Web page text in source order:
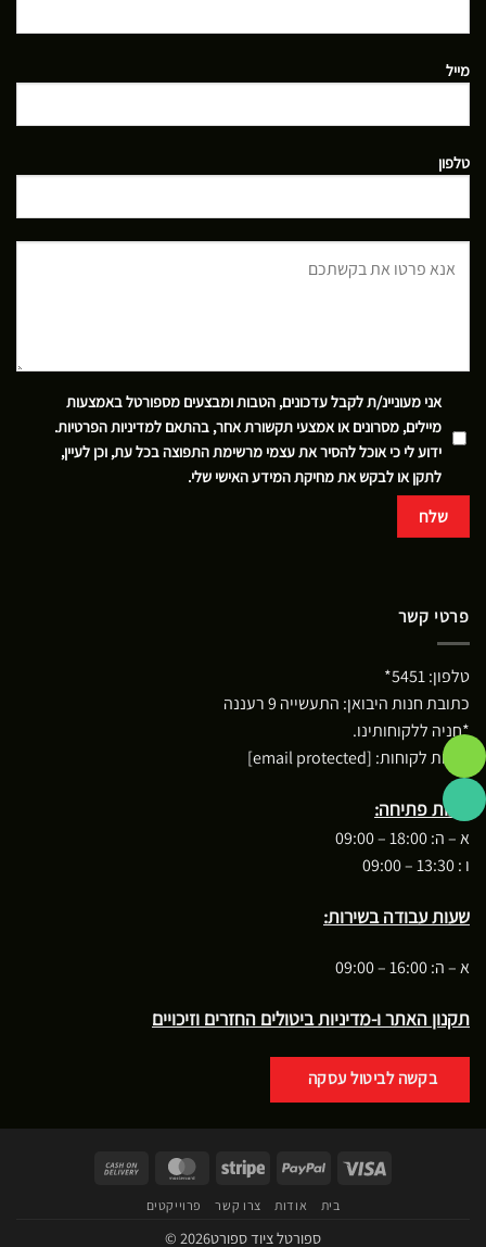
מייל
טלפון
אני מעוניינ/ת לקבל עדכונים, הטבות ומבצעים מספורטל באמצעות
מיילים, מסרונים או אמצעי תקשורת אחר, בהתאם למדיניות הפרטיות.
ידוע לי כי אוכל להסיר את עצמי מרשימת התפוצה בכל עת, וכן לעיין,
לתקן או לבקש את מחיקת המידע האישי שלי.
פרטי קשר
טלפון:5451*
כתובת חנות היבואן: התעשייה 9 רעננה
*חניה ללקוחותינו.
שירות לקוחות: [email protected]
שעות פתיחה:
א – ה: 18:00 – 09:00
ו : 13:30 – 09:00
שעות עבודה בשירות:
א – ה: 16:00 – 09:00
תקנון האתר ו-מדיניות ביטולים החזרים וזיכויים
בקשה לביטול עסקה
Visa
PayPal
Stripe
MasterCard
בית אודות צרו קשר פרוייקטים
ספורטל ציוד ספורט2026 ©